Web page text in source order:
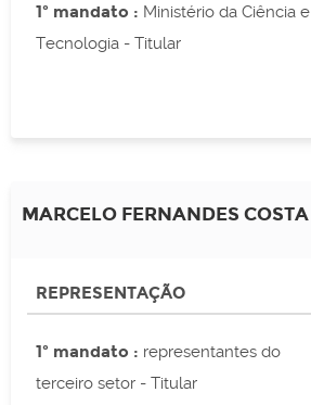
1º mandato : Ministério da Ciência e
Tecnologia - Titular
MARCELO FERNANDES COSTA
REPRESENTAÇÃO
1º mandato : representantes do
terceiro setor - Titular